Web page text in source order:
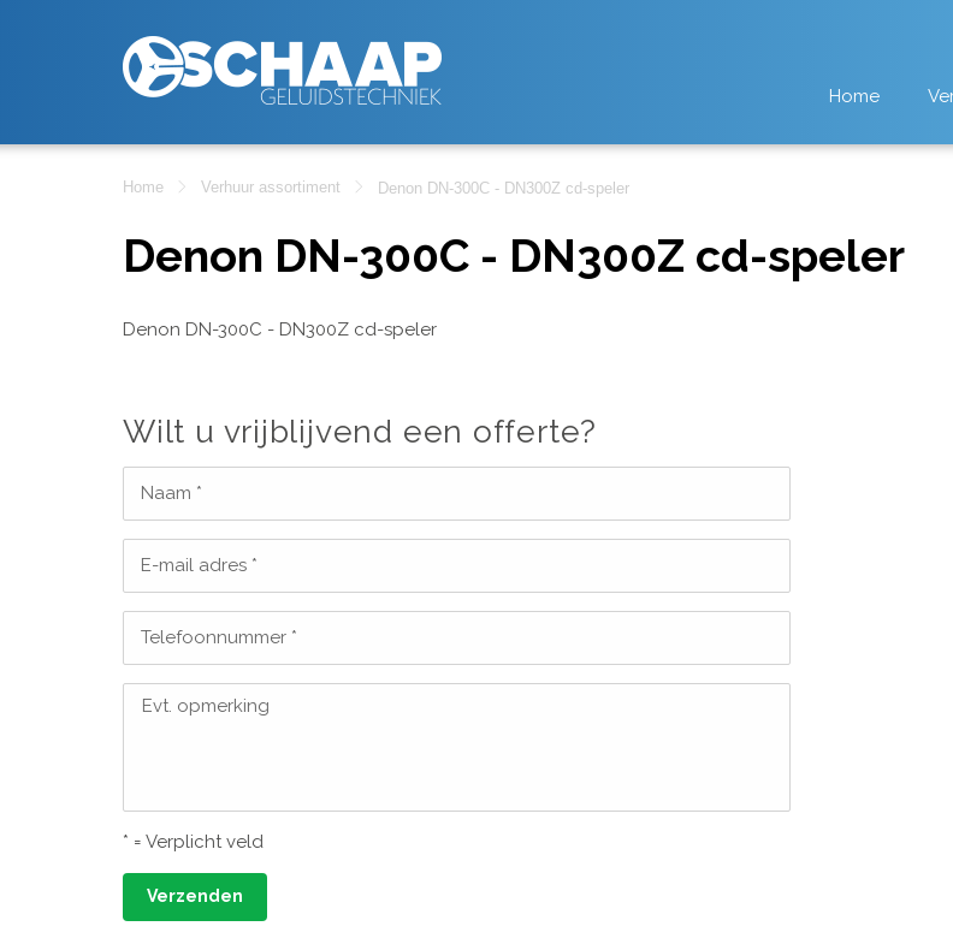
Home
Home Verhuur assortiment Denon DN-300C - DN300Z cd-speler
Denon DN-300C - DN300Z cd-speler
Denon DN-300C - DN300Z cd-speler
Wilt u vrijblijvend een offerte?
Naam *
E-mail adres *
Telefoonnummer *
Evt. opmerking
* = Verplicht veld
Verzenden